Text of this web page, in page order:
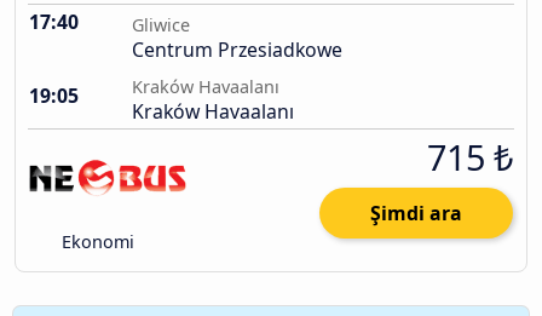
17:40 Gliwice
Centrum Przesiadkowe
19:05
Kraków Havaalanı
Kraków Havaalanı
Ekonomi
715 ₺
Şimdi ara